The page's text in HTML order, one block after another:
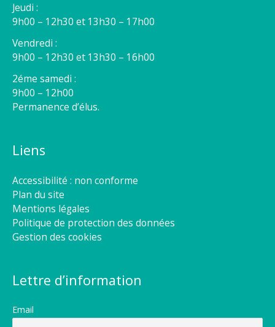
Jeudi :
9h00 – 12h30 et 13h30 – 17h00
Vendredi :
9h00 – 12h30 et 13h30 – 16h00
2éme samedi :
9h00 – 12h00
Permanence d’élus.
Liens
Accessibilité : non conforme
Plan du site
Mentions légales
Politique de protection des données
Gestion des cookies
Lettre d’information
Email